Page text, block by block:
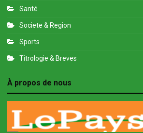
Santé
Societe & Region
Sports
Titrologie & Breves
À propos de nous